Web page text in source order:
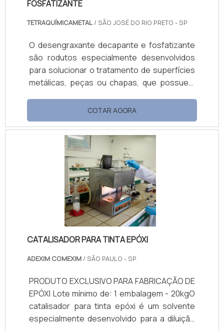
FOSFATIZANTE
TETRAQUÍMICAMETAL / SÃO JOSÉ DO RIO PRETO - SP
O desengraxante decapante e fosfatizante
são rodutos especialmente desenvolvidos
para solucionar o tratamento de superfícies
metálicas, peças ou chapas, que possuem
superfície, realizando limpeza (desengraxe),
decapagem e fosfatização, em apenas um
produto. Informações adicionais sobre o
produto Os produtos proporcionam rapidez
e agilidade na execução do trabalho. Além
disso, à medida que atuam, proporcionando a
fosfatização da superfície com
desengraxante.
COTAR AGORA
CATALISADOR PARA TINTA EPÓXI
ADEXIM COMEXIM / SÃO PAULO - SP
PRODUTO EXCLUSIVO PARA FABRICAÇÃO DE
EPÓXI Lote mínimo de: 1 embalagem - 20kgO
catalisador para tinta epóxi é um solvente
especialmente desenvolvido para a diluição